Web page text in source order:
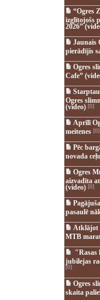
“Ogres
izglītojošs
2026”
Jaunais
pierādījis
Ogres
Cafe”
Ogres
(video)[0]
Aprīlī
meitenes [0]
Pēc
novada
Ogres
aizvadīta
(video)[0]
pasaulē
Atklājot
MTB
"Rasas
jubilejas
[0]
Ogres
skaita